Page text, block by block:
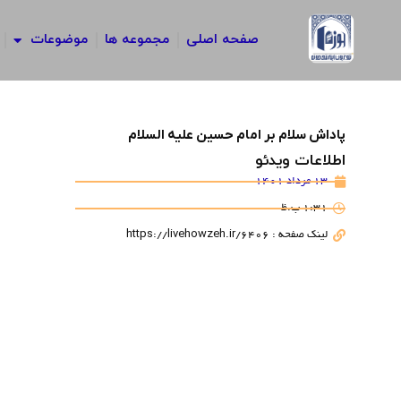
صفحه اصلی مجموعه ها موضوعات
پاداش سلام بر امام حسین علیه السلام
اطلاعات ویدئو
13 مرداد 1401
1:31 ب.ظ
لینک صفحه : https://livehowzeh.ir/6406